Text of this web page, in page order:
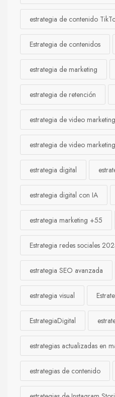
estrategia de contenido
Estrategia de contenidos
estrategia de marketing
estrategia de retención
estrategia de video marketing
estrategia de video
estrategia digital
estrategia digital con IA
estrategia marketing +55
Estrategia redes sociales
estrategia SEO avanzada
estrategia visual
EstrategiaDigital
estrategias actualizadas en
estrategias de contenido